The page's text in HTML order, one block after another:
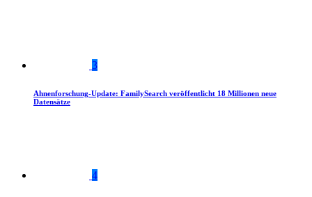
3
Ahnenforschung-Update: FamilySearch veröffentlicht 18 Millionen neue
Datensätze
4